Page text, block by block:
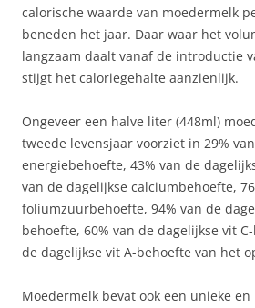
calorische waarde van moedermelk
beneden het jaar. Daar waar het
langzaam daalt vanaf de introductie
stijgt het caloriegehalte aanzienlijk.
Ongeveer een halve liter (448ml)
tweede levensjaar voorziet in 29%
energiebehoefte, 43% van de
van de dagelijkse calciumbehoefte,
foliumzuurbehoefte, 94% van de
behoefte, 60% van de dagelijkse vit
de dagelijkse vit A-behoefte van het
Moedermelk bevat ook een unieke en